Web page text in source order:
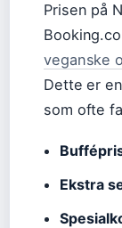
Prisen på
veganske
Dette er
som ofte
Ekstra